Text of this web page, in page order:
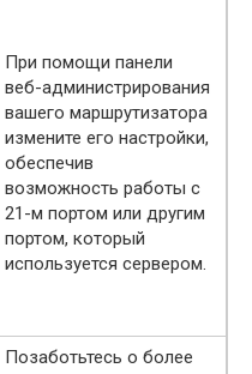
При помощи панели
веб-администрирования
вашего маршрутизатора
измените его настройки,
обеспечив
возможность работы с
21-м портом или другим
портом, который
используется сервером.
Позаботьтесь о более